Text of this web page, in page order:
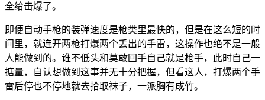
全给击爆了。
即便自动手枪的装弹速度是枪类里最快的，但是在这么短的时
间里，就连开两枪打爆两个丢出的手雷，这操作也绝不是一般
人能做到的。谁不低头和莫敢回手自己就是枪手，此时自己一
掂量，自认想做到这事并无十分把握，但看这人，打爆两个手
雷后停也不停地就去拾取袜子，一派胸有成竹。